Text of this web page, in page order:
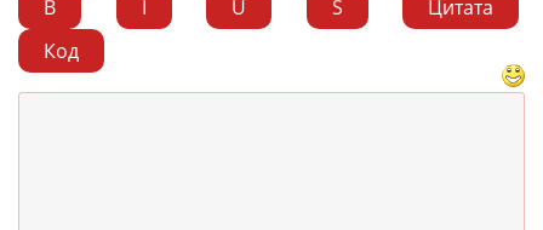
B I U S
Цитата
Код